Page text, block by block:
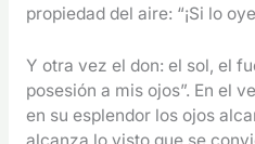
propiedad del aire: “¡Si lo
Y otra vez el don: el sol, el
posesión a mis ojos”. En el
en su esplendor los ojos
alcanza lo visto que se